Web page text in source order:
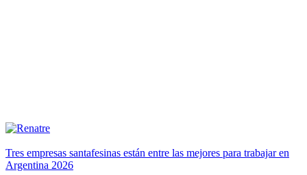
Tres empresas santafesinas están entre las mejores para trabajar en
Argentina 2026